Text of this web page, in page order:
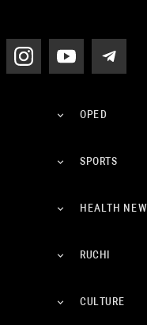
OPED
SPORTS
HEALTH
RUCHI
CULTURE